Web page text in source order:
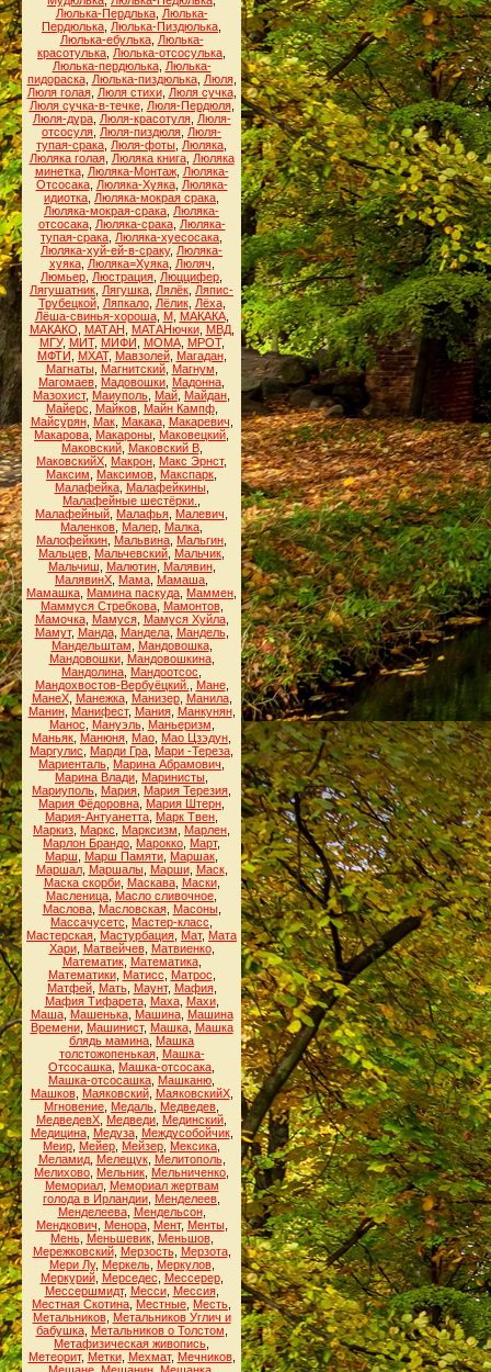
Люлька-Пердлька, Люлька-
Пердюлька Люлька-Пиздюлька
Люлька-ебулька, Люлька-
красотулька Люлька-отсосулька
Люлька-пердюлька, Люлька-
пидораска, Люлька-пиздюлька, Люля,
Люля голая, Люля стихи, Люля сучка,
Люля сучка-в-течке, Люля-Пердюля,
Люля-дура, Люля-красотуля, Люля-
отсосуля Люля-пиздюля Люля-
тупая-срака Люля-фоты Люляка
Люляка голая, Люляка книга, Люляка
минетка, Люляка-Монтаж, Люляка-
Отсосака, Люляка-Хуяка, Люляка-
идиотка Люляка-мокрая срака
Люляка-мокрая-срака Люляка-
отсосака, Люляка-срака, Люляка-
тупая-срака Люляка-хуесосака
Люляка-хуй-ей-в-сраку, Люляка-
хуяка, Люляка=Хуяка, Люляч
Люмьер Люстрация Люццифер
Лягушатник Лягушка Лялёк Ляпис-
Трубецкой, Ляпкало, Лёлик, Лёха,
Лёша-свинья-хороша, М, МАКАКА,
МАКАКО
МАТАН МАТАНючки, МВД,
МГУ, МИТ, МИФИ МОМА, МРОТ,
МФТИ
МХАТ, Мавзолей, Магадан,
Магнаты, Магнитский, Магнум
Магомаев Мадовошки Мадонна
Мазохист, Маиуполь Май Майдан
Майерс
Майков, Майн Кампф,
Майсурян, Мак, Макака, Макаревич
Макарова Макароны Маковецкий
Маковский, Маковский В,
МаковскийХ Макрон Макс Эрнст,
Максим
Максимов Макспарк
Малафейка, Малафейкины,
Малафейные шестёрки.
Малафейный Малафья Малевич
Маленков Малер Малка
Малофейкин Мальвина Мальгин
Мальцев Мальчевский Мальчик
Мальчиш
Малютин, Малявин,
МалявинХ Мама Мамаша
Мамашка Мамина паскуда Маммен
Маммуся Стребкова, Мамонтов,
Мамочка, Мамуся, Мамуся Хуйла,
Мамут, Манда, Мандела, Мандель,
Мандельштам
Мандовошка,
Мандовошки, Мандовошкина,
Мандолина Мандоотсос
Мандохвостов-Вербуёцкий.
Мане,
МанеХ, Манежка, Манизер, Манила,
Манин, Манифест, Мания, Манкунян,
Манос
Мануэль, Маньеризм
Маньяк Манюня Мао Мао Цзэдун
Маргулис
Марди Гра Мари -Тереза
Мариенталь Марина Абрамович
Марина Влади Маринисты
Мариуполь Мария Мария Терезия
Мария Фёдоровна Мария Штерн
Мария-Антуанетта Марк Твен
Маркиз Маркс Марксизм Марлен
Марлон Брандо Марокко Март,
Марш
Марш Памяти Маршак
Маршал, Маршалы, Марши, Маск,
Маска скорби, Маскава, Маски,
Масленица Масло сливочное
Маслова, Масловская, Масоны,
Массачусетс
Мастер-класс
Мастерская Мастурбация Мат, Мата
Хари, Матвейчев, Матвиенко,
Математик, Математика,
Математики, Матисс Матрос
Матфей, Мать, Маунт, Мафия,
Мафия Тифарета, Маха, Махи,
Маша, Машенька, Машина, Машина
Времени, Машинист, Машка, Машка
блядь мамина Машка
толстожопенькая, Машка-
Отсосашка Машка-отсосака
Машка-отсосашка Машканю
Машков, Маяковский, МаяковскийХ,
Мгновение Медаль Медведев
МедведевХ Медведи Мединский
Медицина, Медуза, Междусобойчик,
Меир Мейер Мейзер Мексика
Меламид, Мелещук, Мелитополь,
Мелихово Мельник Мельниченко
Мемориал, Мемориал жертвам
голода в Ирландии Менделеев
Менделеева, Мендельсон,
Мендкович
Менора, Мент, Менты,
Мень, Меньшевик, Меньшов,
Мережковский, Мерзость, Мерзота,
Мери Лу, Меркель, Меркулов,
Меркурий, Мерседес Мессерер,
Мессершмидт, Месси, Мессия,
Местная Скотина Местные Месть
Метальников, Метальников Углич и
бабушка, Метальников о Толстом
Метафизическая живопись
Метеорит, Метки, Мехмат, Мечников,